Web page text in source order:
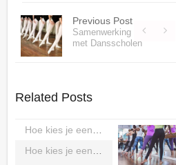
Previous Post
Samenwerking
met Dansscholen
Related Posts
Hoe kies je een outfit voor Moderne dans?